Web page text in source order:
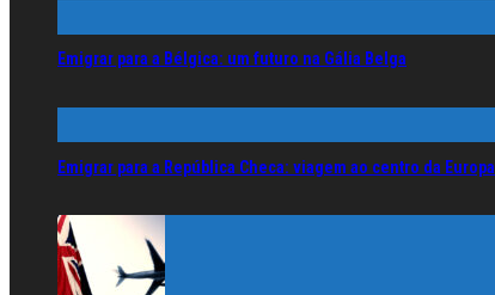
Emigrar para a Bélgica: um futuro na Gália Belga
Emigrar para a República Checa: viagem ao centro da Europa